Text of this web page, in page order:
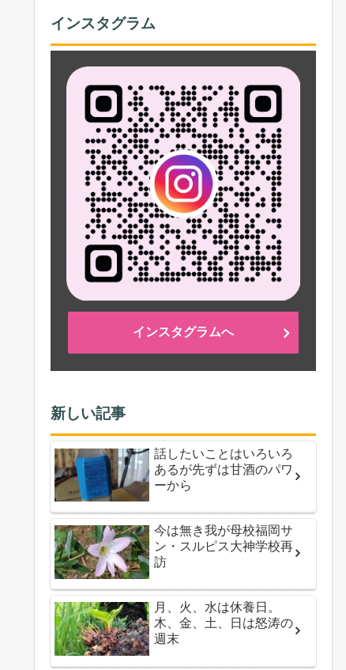
インスタグラム
インスタグラムへ
新しい記事
話したいことはいろいろ
あるが先ずは甘酒のパワ
ーから
今は無き我が母校福岡サ
ン・スルピス大神学校再
訪
月、火、水は休養日。
木、金、土、日は怒涛の
週末